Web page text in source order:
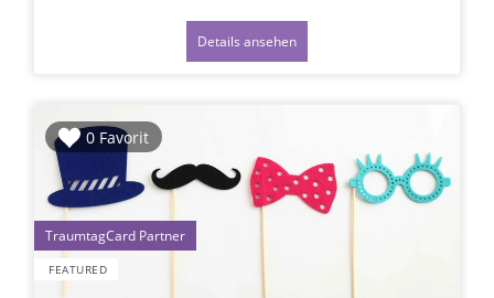
Details ansehen
0 Favorit
FEATURED